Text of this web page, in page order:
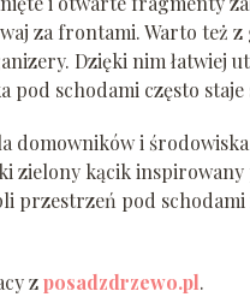
za frontami. Warto też
Dzięki nim łatwiej
schodami często
domowników i
zielony kącik
przestrzeń pod schodami
zposadzdrzewo.pl.